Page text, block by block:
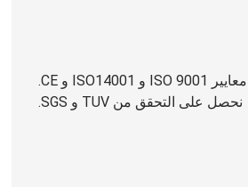
لقد حصلنا على معايير ISO 9001 و ISO14001 و CE.
نحصل على التحقق من TUV و SGS.